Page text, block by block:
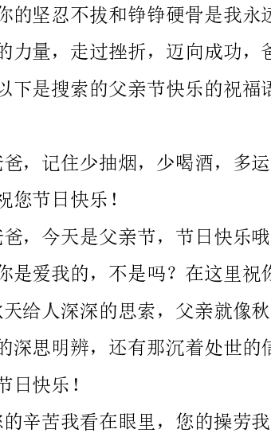
自己放天假吧！祝父亲节快乐！
节日快乐！
知道你是爱我的，不是吗？在这里祝你快乐安康！